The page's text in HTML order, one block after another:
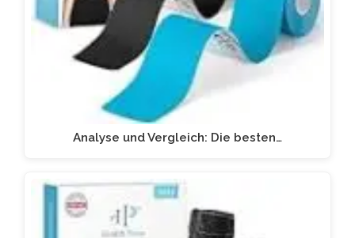
Analyse und Vergleich: Die besten…